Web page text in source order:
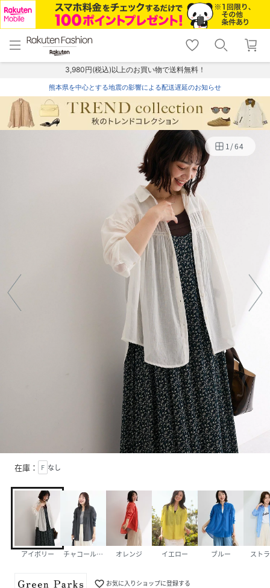
menu home
トップ
shopping_cart lock_outline
ログイン
3,980円(税込)以上のお買い物で送料無料！
熊本県を中心とする地震の影響による配送遅延のお知らせ
1/64
在庫： F なし
アイボリー チャコールグレー オレンジ イエロー ブルー スト
favorite_border お気に入りショップに登録する